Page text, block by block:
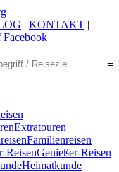
| KONTAKT |
≡
Extratouren
Familien­reisen
Genießer-Reisen
Heimatkunde